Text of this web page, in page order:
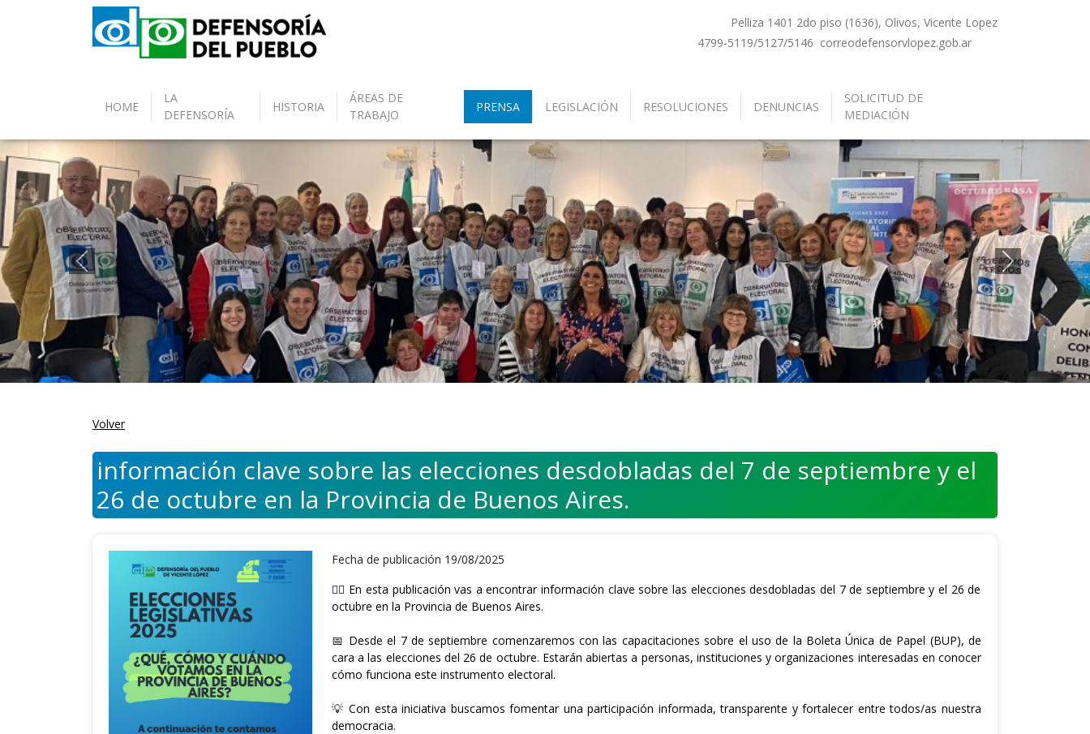
Pelliza 1401 2do piso (1636), Olivos, Vicente Lopez
4799-5119/5127/5146 correodefensorvlopez.gob.ar
HOME
LA
DEFENSORÍA
HISTORIA
ÁREAS DE
TRABAJO
PRENSA LEGISLACIÓN RESOLUCIONES DENUNCIAS
SOLICITUD DE
MEDIACIÓN
Anterior Siguiente
Volver
información clave sobre las elecciones desdobladas del 7 de septiembre y el
26 de octubre en la Provincia de Buenos Aires.
Fecha de publicación 19/08/2025
👉🏼 En esta publicación vas a encontrar información clave sobre las elecciones desdobladas del 7 de septiembre y el 26 de
octubre en la Provincia de Buenos Aires.
📅 Desde el 7 de septiembre comenzaremos con las capacitaciones sobre el uso de la Boleta Única de Papel (BUP), de
cara a las elecciones del 26 de octubre. Estarán abiertas a personas, instituciones y organizaciones interesadas en conocer
cómo funciona este instrumento electoral.
💡 Con esta iniciativa buscamos fomentar una participación informada, transparente y fortalecer entre todos/as nuestra
democracia.